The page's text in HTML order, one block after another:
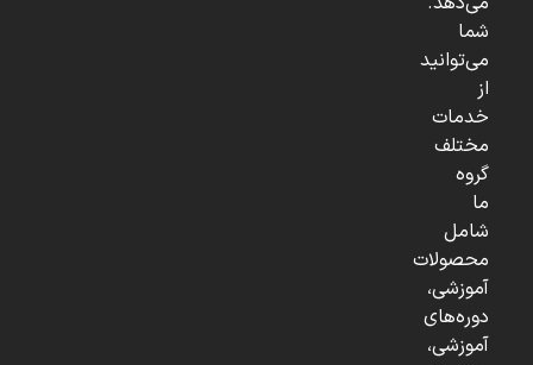
شما
می‌توانید
از
خدمات
مختلف
گروه
ما
شامل
محصولات
آموزشی،
دوره‌های
آموزشی،